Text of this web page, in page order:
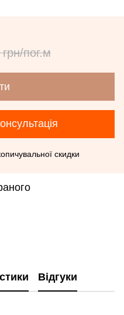
пог.м
скидки
Відгуки